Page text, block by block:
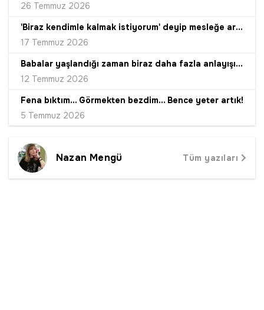
26 Temmuz 2026
'Biraz kendimle kalmak istiyorum' deyip mesleğe ara vermek! Ne güzel dünya
17 Temmuz 2026
Babalar yaşlandığı zaman biraz daha fazla anlayışı hak etmez mi hiç!
12 Temmuz 2026
Fena bıktım... Görmekten bezdim... Bence yeter artık!
5 Temmuz 2026
Nazan Mengü Tüm yazıları